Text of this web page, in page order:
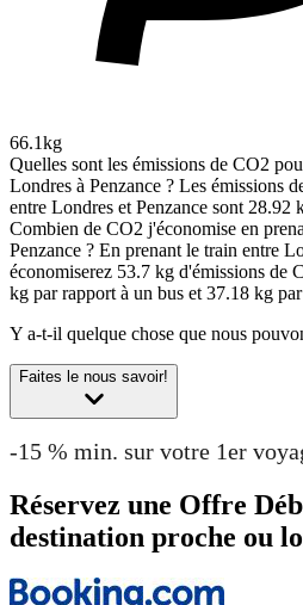
66.1kg
Quelles sont les émissions de CO2
Londres à Penzance ? Les émissions
entre Londres et Penzance sont 28.92
Combien de CO2 j'économise en
Penzance ? En prenant le train entre
économiserez 53.7 kg d'émissions de
kg par rapport à un bus et 37.18 kg
Y a-t-il quelque chose que nous
Faites le nous savoir!
-15 % min. sur votre 1er
Réservez une Offre
destination proche ou